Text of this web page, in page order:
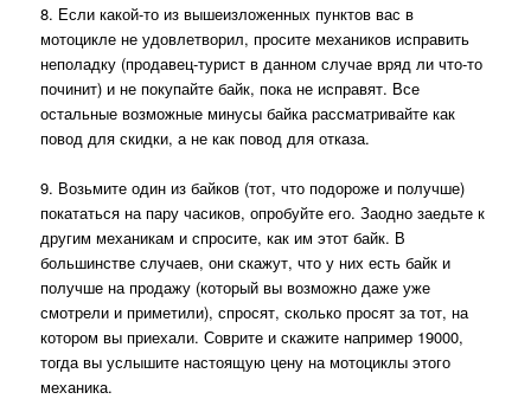
8. Если какой-то из вышеизложенных пунктов вас в
мотоцикле не удовлетворил, просите механиков исправить
неполадку (продавец-турист в данном случае вряд ли что-то
починит) и не покупайте байк, пока не исправят. Все
остальные возможные минусы байка рассматривайте как
повод для скидки, а не как повод для отказа.
9. Возьмите один из байков (тот, что подороже и получше)
покататься на пару часиков, опробуйте его. Заодно заедьте к
другим механикам и спросите, как им этот байк. В
большинстве случаев, они скажут, что у них есть байк и
получше на продажу (который вы возможно даже уже
смотрели и приметили), спросят, сколько просят за тот, на
котором вы приехали. Соврите и скажите например 19000,
тогда вы услышите настоящую цену на мотоциклы этого
механика.